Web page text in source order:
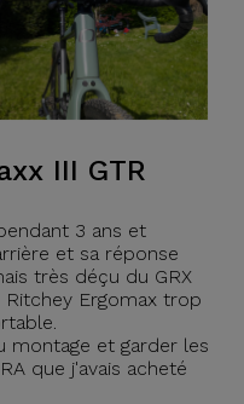
III GTR
3 ans et
et sa réponse
très déçu du GRX
Ergomax trop
montage et garder les
que j'avais acheté